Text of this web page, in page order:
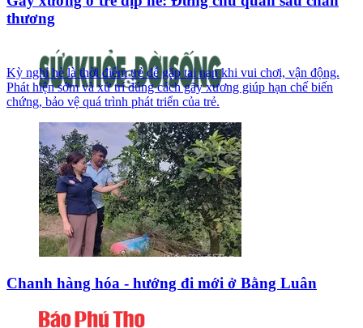
thương
Kỳ nghỉ hè là thời điểm trẻ dễ gặp tai nạn khi vui chơi, vận động.
Phát hiện sớm và xử trí đúng cách gãy xương giúp hạn chế biến
chứng, bảo vệ quá trình phát triển của trẻ.
Chanh hàng hóa - hướng đi mới ở Bằng Luân